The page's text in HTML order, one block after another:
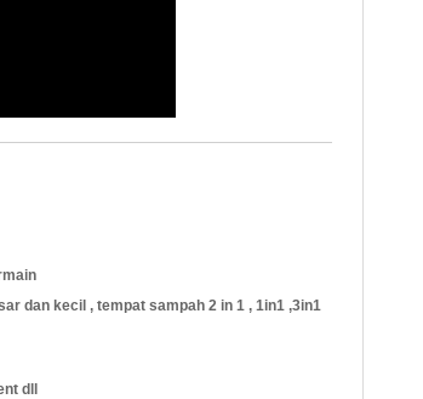
dan kecil , tempat sampah 2 in 1 , 1in1 ,3in1
dll